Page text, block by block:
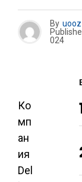
By uooz
024
Ко
мп
ан
ия
Del